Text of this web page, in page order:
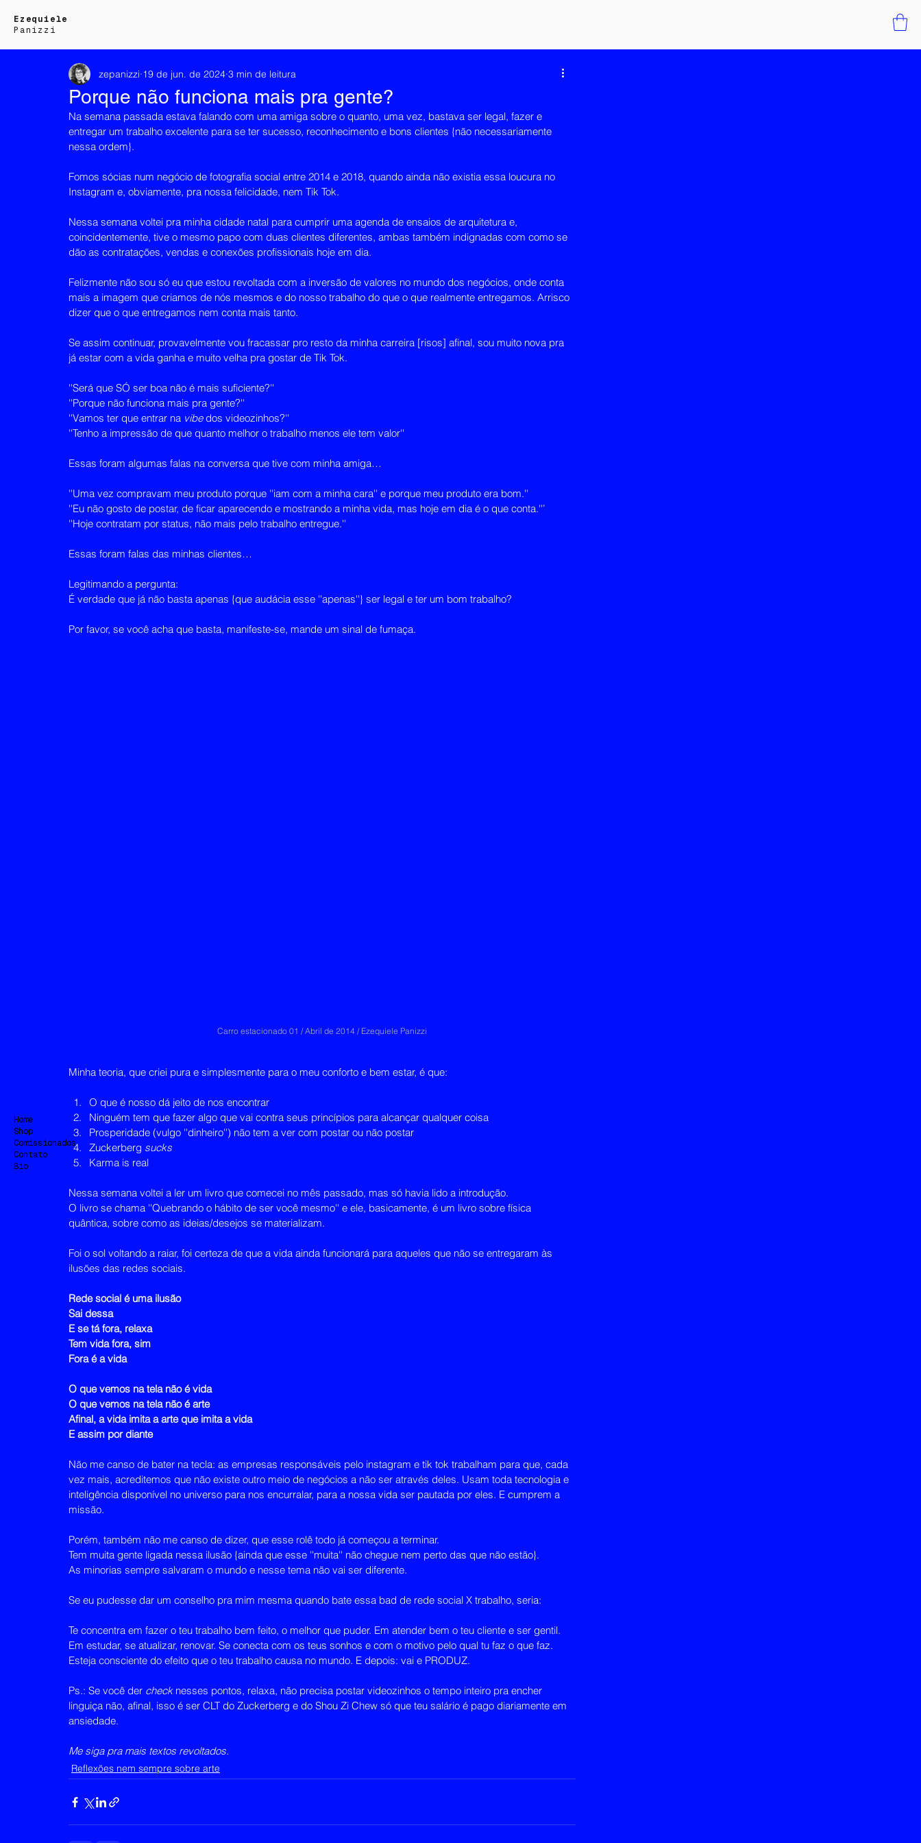
Ezequiele
Panizzi
Home
Shop
Comissionados
Contato
Bio
Porque não funciona mais pra gente?
zepanizzi 19 de jun. de 2024 3 min de leitura
Na semana passada estava falando com uma amiga sobre o quanto, uma vez, bastava ser legal, fazer e
entregar um trabalho excelente para se ter sucesso, reconhecimento e bons clientes {não necessariamente
nessa ordem}.
Fomos sócias num negócio de fotografia social entre 2014 e 2018, quando ainda não existia essa loucura no
Instagram e, obviamente, pra nossa felicidade, nem Tik Tok.
Nessa semana voltei pra minha cidade natal para cumprir uma agenda de ensaios de arquitetura e,
coincidentemente, tive o mesmo papo com duas clientes diferentes, ambas também indignadas com como se
dão as contratações, vendas e conexões profissionais hoje em dia.
Felizmente não sou só eu que estou revoltada com a inversão de valores no mundo dos negócios, onde conta
mais a imagem que criamos de nós mesmos e do nosso trabalho do que o que realmente entregamos. Arrisco
dizer que o que entregamos nem conta mais tanto.
Se assim continuar, provavelmente vou fracassar pro resto da minha carreira [risos] afinal, sou muito nova pra
já estar com a vida ganha e muito velha pra gostar de Tik Tok.
''Será que SÓ ser boa não é mais suficiente?''
''Porque não funciona mais pra gente?''
''Vamos ter que entrar na vibe dos videozinhos?''
''Tenho a impressão de que quanto melhor o trabalho menos ele tem valor''
Essas foram algumas falas na conversa que tive com minha amiga…
''Uma vez compravam meu produto porque ''iam com a minha cara'' e porque meu produto era bom.''
''Eu não gosto de postar, de ficar aparecendo e mostrando a minha vida, mas hoje em dia é o que conta.''’
''Hoje contratam por status, não mais pelo trabalho entregue.''
Essas foram falas das minhas clientes…
Legitimando a pergunta:
É verdade que já não basta apenas {que audácia esse ''apenas''} ser legal e ter um bom trabalho?
Por favor, se você acha que basta, manifeste-se, mande um sinal de fumaça.
Carro estacionado 01 / Abril de 2014 / Ezequiele Panizzi
Minha teoria, que criei pura e simplesmente para o meu conforto e bem estar, é que:
O que é nosso dá jeito de nos encontrar
Ninguém tem que fazer algo que vai contra seus princípios para alcançar qualquer coisa
Prosperidade (vulgo ''dinheiro'') não tem a ver com postar ou não postar
Zuckerberg sucks
Karma is real
Nessa semana voltei a ler um livro que comecei no mês passado, mas só havia lido a introdução.
O livro se chama ''Quebrando o hábito de ser você mesmo'' e ele, basicamente, é um livro sobre física
quântica, sobre como as ideias/desejos se materializam.
Foi o sol voltando a raiar, foi certeza de que a vida ainda funcionará para aqueles que não se entregaram às
ilusões das redes sociais.
Rede social é uma ilusão
Sai dessa
E se tá fora, relaxa
Tem vida fora, sim
Fora é a vida
O que vemos na tela não é vida
O que vemos na tela não é arte
Afinal, a vida imita a arte que imita a vida
E assim por diante
Não me canso de bater na tecla: as empresas responsáveis pelo instagram e tik tok trabalham para que, cada
vez mais, acreditemos que não existe outro meio de negócios a não ser através deles. Usam toda tecnologia e
inteligência disponível no universo para nos encurralar, para a nossa vida ser pautada por eles. E cumprem a
missão.
Porém, também não me canso de dizer, que esse rolê todo já começou a terminar.
Tem muita gente ligada nessa ilusão {ainda que esse ''muita'' não chegue nem perto das que não estão}.
As minorias sempre salvaram o mundo e nesse tema não vai ser diferente.
Se eu pudesse dar um conselho pra mim mesma quando bate essa bad de rede social X trabalho, seria:
Te concentra em fazer o teu trabalho bem feito, o melhor que puder. Em atender bem o teu cliente e ser gentil.
Em estudar, se atualizar, renovar. Se conecta com os teus sonhos e com o motivo pelo qual tu faz o que faz.
Esteja consciente do efeito que o teu trabalho causa no mundo. E depois: vai e PRODUZ.
Ps.: Se você der check nesses pontos, relaxa, não precisa postar videozinhos o tempo inteiro pra encher
linguiça não, afinal, isso é ser CLT do Zuckerberg e do Shou Zi Chew só que teu salário é pago diariamente em
ansiedade.
Me siga pra mais textos revoltados.
Reflexões nem sempre sobre arte